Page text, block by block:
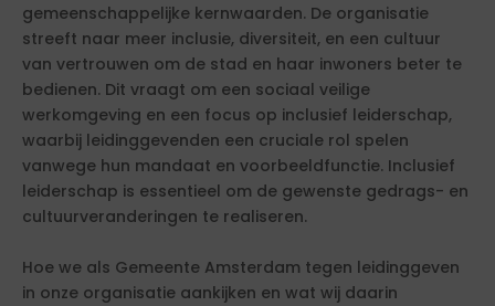
gemeenschappelijke kernwaarden. De organisatie
streeft naar meer inclusie, diversiteit, en een cultuur
van vertrouwen om de stad en haar inwoners beter te
bedienen. Dit vraagt om een sociaal veilige
werkomgeving en een focus op inclusief leiderschap,
waarbij leidinggevenden een cruciale rol spelen
vanwege hun mandaat en voorbeeldfunctie. Inclusief
leiderschap is essentieel om de gewenste gedrags- en
cultuurveranderingen te realiseren.
Hoe we als Gemeente Amsterdam tegen leidinggeven
in onze organisatie aankijken en wat wij daarin